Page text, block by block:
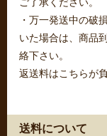
・万一発送中の破
いた場合は、商品
絡下さい。
返送料はこちらが
送料について